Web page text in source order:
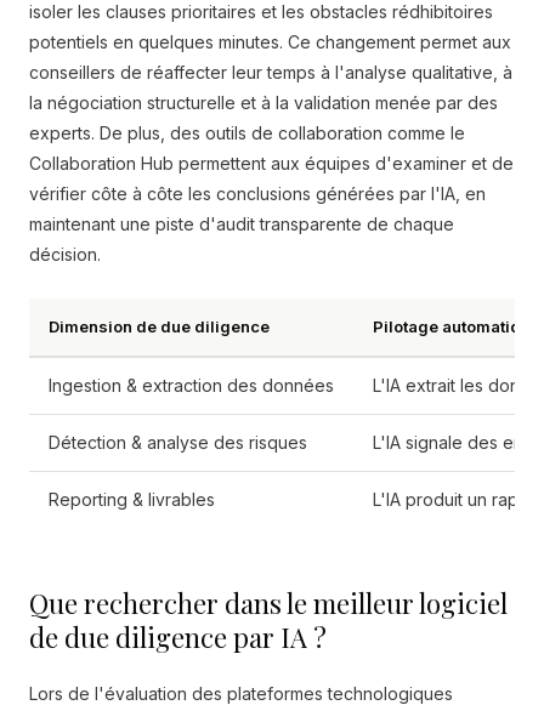
isoler les clauses prioritaires et les obstacles rédhibitoires
potentiels en quelques minutes. Ce changement permet aux
conseillers de réaffecter leur temps à l'analyse qualitative, à
la négociation structurelle et à la validation menée par des
experts. De plus, des outils de collaboration comme le
Collaboration Hub permettent aux équipes d'examiner et de
vérifier côte à côte les conclusions générées par l'IA, en
maintenant une piste d'audit transparente de chaque
décision.
Dimension de due diligence Pilotage
Ingestion & extraction des données L'IA extrait les
Détection & analyse des risques L'IA signale des
Reporting & livrables L'IA produit un
Que rechercher dans le meilleur logiciel
de due diligence par IA ?
Lors de l'évaluation des plateformes technologiques